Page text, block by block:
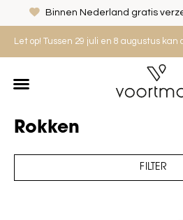
Binnen Nederland gratis
Rokken
FILTER